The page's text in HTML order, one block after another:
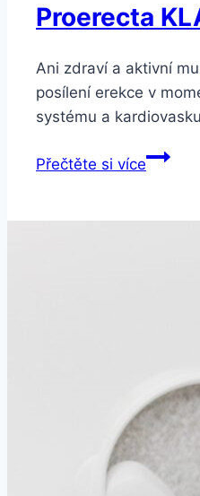
Proerecta
Ani zdraví a aktivní
posílení erekce v
systému a
Přečtěte si více